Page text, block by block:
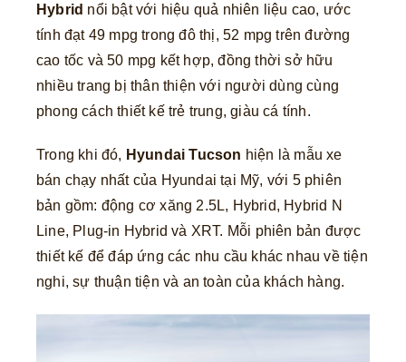
Hybrid nổi bật với hiệu quả nhiên liệu cao, ước
tính đạt 49 mpg trong đô thị, 52 mpg trên đường
cao tốc và 50 mpg kết hợp, đồng thời sở hữu
nhiều trang bị thân thiện với người dùng cùng
phong cách thiết kế trẻ trung, giàu cá tính.
Trong khi đó, Hyundai Tucson hiện là mẫu xe
bán chạy nhất của Hyundai tại Mỹ, với 5 phiên
bản gồm: động cơ xăng 2.5L, Hybrid, Hybrid N
Line, Plug-in Hybrid và XRT. Mỗi phiên bản được
thiết kế để đáp ứng các nhu cầu khác nhau về tiện
nghi, sự thuận tiện và an toàn của khách hàng.